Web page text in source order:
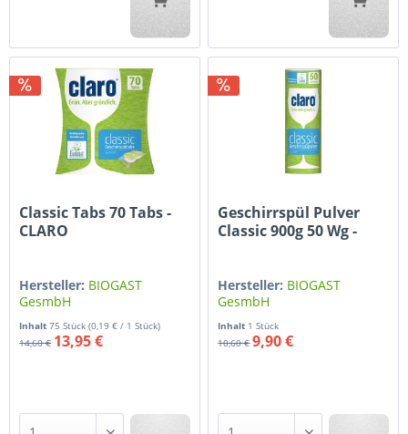
Classic Tabs 70 Tabs -
CLARO
Hersteller: BIOGAST
GesmbH
Inhalt75 Stück(0,19 € / 1 Stück)
14,60 € 13,95 €
Geschirrspül Pulver
Classic 900g 50 Wg -
Hersteller: BIOGAST
GesmbH
Inhalt 1 Stück
10,60 € 9,90 €